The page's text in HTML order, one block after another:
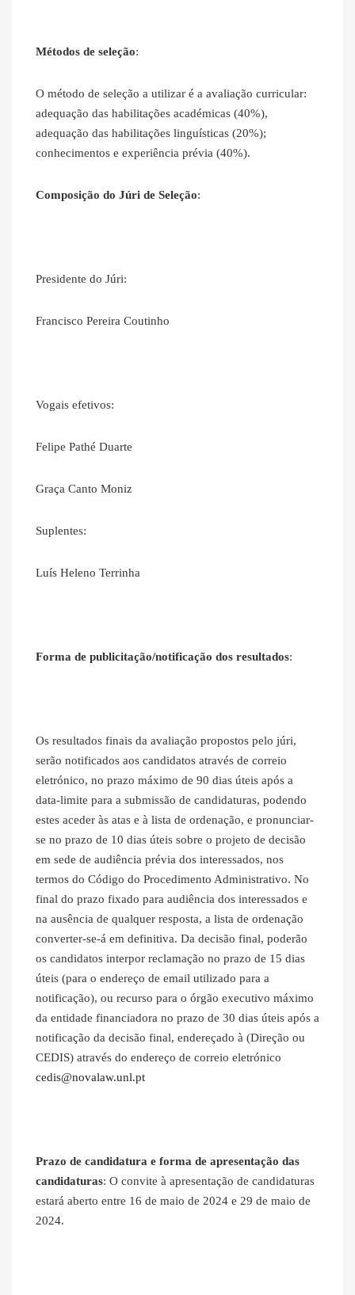
Métodos de seleção:
O método de seleção a utilizar é a avaliação curricular:
adequação das habilitações académicas (40%),
adequação das habilitações linguísticas (20%);
conhecimentos e experiência prévia (40%).
Composição do Júri de Seleção:
Presidente do Júri:
Francisco Pereira Coutinho
Vogais efetivos:
Felipe Pathé Duarte
Graça Canto Moniz
Suplentes:
Luís Heleno Terrinha
Forma de publicitação/notificação dos resultados:
Os resultados finais da avaliação propostos pelo júri,
serão notificados aos candidatos através de correio
eletrónico, no prazo máximo de 90 dias úteis após a
data-limite para a submissão de candidaturas, podendo
estes aceder às atas e à lista de ordenação, e pronunciar-
se no prazo de 10 dias úteis sobre o projeto de decisão
em sede de audiência prévia dos interessados, nos
termos do Código do Procedimento Administrativo. No
final do prazo fixado para audiência dos interessados e
na ausência de qualquer resposta, a lista de ordenação
converter-se-á em definitiva. Da decisão final, poderão
os candidatos interpor reclamação no prazo de 15 dias
úteis (para o endereço de email utilizado para a
notificação), ou recurso para o órgão executivo máximo
da entidade financiadora no prazo de 30 dias úteis após a
notificação da decisão final, endereçado à (Direção ou
CEDIS) através do endereço de correio eletrónico
cedis@novalaw.unl.pt
Prazo de candidatura e forma de apresentação das
candidaturas: O convite à apresentação de candidaturas
estará aberto entre 16 de maio de 2024 e 29 de maio de
2024.